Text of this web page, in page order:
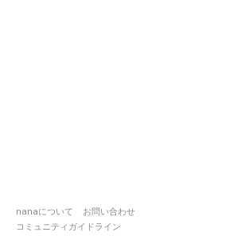
nanaについて
お問い合わせ
コミュニティガイドライン